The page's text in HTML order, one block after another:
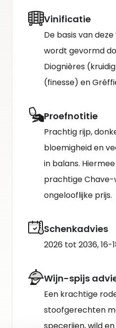
Vinificatie
De basis van
wordt gevormd
Diognières
(finesse) en
Proefnotitie
Prachtig rijp,
bloemigheid en
in balans.
prachtige Chave-
ongelooflijke prijs.
Schenkadvies
2026 tot 2036, 16-
Wijn-spijs
Een krachtige
stoofgerechten